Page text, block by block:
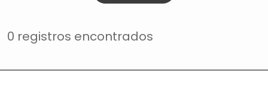
0 registros encontrados